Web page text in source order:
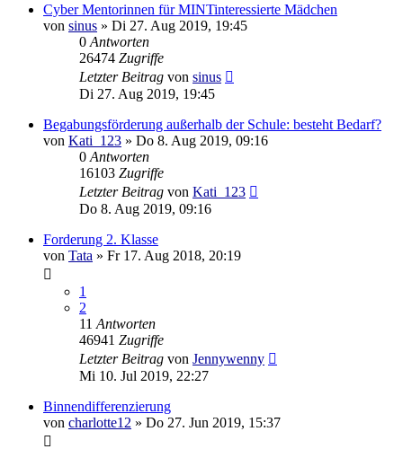
Cyber Mentorinnen für MINTinteressierte Mädchen
von sinus » Di 27. Aug 2019, 19:45
0 Antworten
26474 Zugriffe
Letzter Beitrag von sinus
Di 27. Aug 2019, 19:45
Begabungsförderung außerhalb der Schule: besteht Bedarf?
von Kati_123 » Do 8. Aug 2019, 09:16
0 Antworten
16103 Zugriffe
Letzter Beitrag von Kati_123
Do 8. Aug 2019, 09:16
Forderung 2. Klasse
von Tata » Fr 17. Aug 2018, 20:19
1
2
11 Antworten
46941 Zugriffe
Letzter Beitrag von Jennywenny
Mi 10. Jul 2019, 22:27
Binnendifferenzierung
von charlotte12 » Do 27. Jun 2019, 15:37